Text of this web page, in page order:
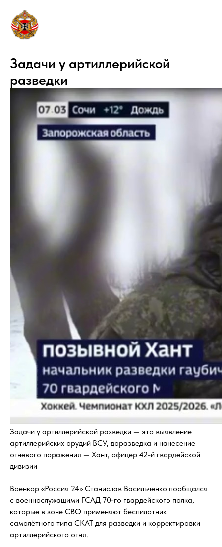
Задачи у артиллерийской
разведки
Задачи у артиллерийской разведки — это выявление
артиллерийских орудий ВСУ, доразведка и нанесение
огневого поражения — Хант, офицер 42-й гвардейской
дивизии
Военкор «Россия 24» Станислав Васильченко пообщался
с военнослужащими ГСАД 70-го гвардейского полка,
которые в зоне СВО применяют беспилотник
самолётного типа СКАТ для разведки и корректировки
артиллерийского огня.